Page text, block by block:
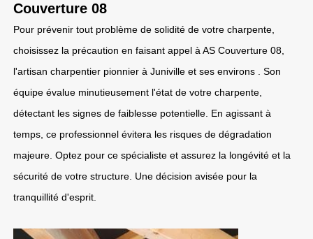
Couverture 08
Pour prévenir tout problème de solidité de votre charpente,
choisissez la précaution en faisant appel à AS Couverture 08,
l'artisan charpentier pionnier à Juniville et ses environs . Son
équipe évalue minutieusement l'état de votre charpente,
détectant les signes de faiblesse potentielle. En agissant à
temps, ce professionnel évitera les risques de dégradation
majeure. Optez pour ce spécialiste et assurez la longévité et la
sécurité de votre structure. Une décision avisée pour la
tranquillité d'esprit.